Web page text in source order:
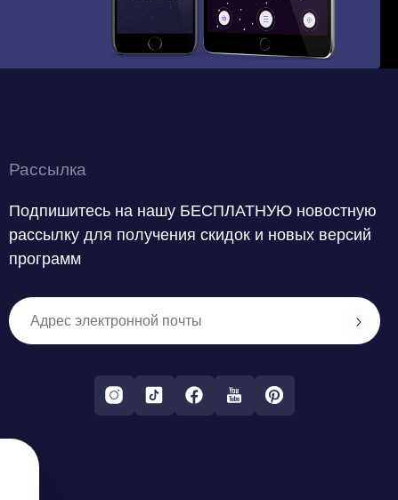
Рассылка
Подпишитесь на нашу БЕСПЛАТНУЮ новостную
рассылку для получения скидок и новых версий
программ